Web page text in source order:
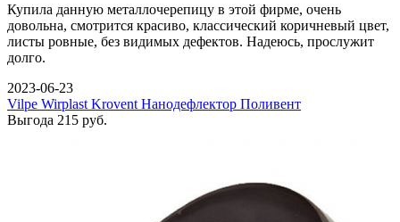
Купила данную металлочерепицу в этой фирме, очень
довольна, смотрится красиво, классический коричневый цвет,
листы ровные, без видимых дефектов. Надеюсь, прослужит
долго.
2023-06-23
Vilpe Wirplast Krovent Нанодефлектор Поливент
Выгода 215 руб.